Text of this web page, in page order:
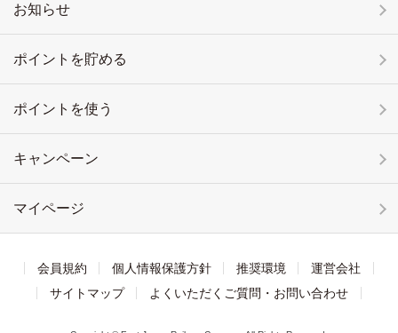
お知らせ
ポイントを貯める
ポイントを使う
キャンペーン
マイページ
会員規約 個人情報保護方針 推奨環境
運営会社
サイトマップ
よくいただくご質問・お問い合わせ